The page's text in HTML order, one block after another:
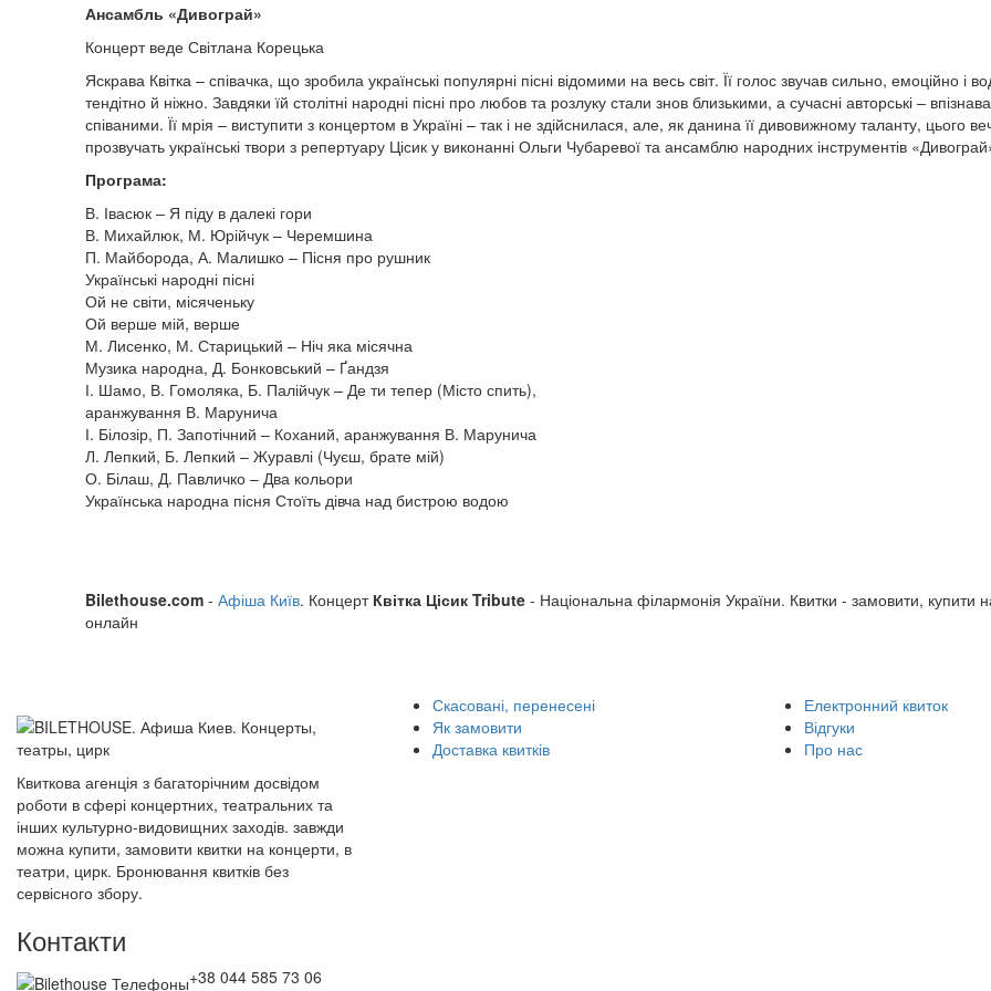
Ансамбль «Дивограй»
Концерт веде Світлана Корецька
Яскрава Квітка – співачка, що зробила українські популярні пісні відомими на весь світ. Її голос звучав сильно, емоційно і
тендітно й ніжно. Завдяки їй столітні народні пісні про любов та розлуку стали знов близькими, а сучасні авторські –
співаними. Її мрія – виступити з концертом в Україні – так і не здійснилася, але, як данина її дивовижному таланту, цього
прозвучать українські твори з репертуару Цісик у виконанні Ольги Чубаревої та ансамблю народних інструментів
Програма:
В. Івасюк – Я піду в далекі гори
В. Михайлюк, М. Юрійчук – Черемшина
П. Майборода, А. Малишко – Пісня про рушник
Українські народні пісні
Ой не світи, місяченьку
Ой верше мій, верше
М. Лисенко, М. Старицький – Ніч яка місячна
Музика народна, Д. Бонковський – Ґандзя
І. Шамо, В. Гомоляка, Б. Палійчук – Де ти тепер (Місто спить),
аранжування В. Марунича
І. Білозір, П. Запотічний – Коханий, аранжування В. Марунича
Л. Лепкий, Б. Лепкий – Журавлі (Чуєш, брате мій)
О. Білаш, Д. Павличко – Два кольори
Українська народна пісня Стоїть дівча над бистрою водою
Bilethouse.com - Афіша Київ. Концерт Квітка Цісик Tribute - Національна філармонія України. Квитки - замовити, купити
онлайн
Квиткова агенція з багаторічним досвідом
роботи в сфері концертних, театральних та
інших культурно-видовищних заходів. завжди
можна купити, замовити квитки на концерти, в
театри, цирк. Бронювання квитків без
сервісного збору.
Контакти
+38 044 585 73 06
Скасовані, перенесені
Як замовити
Доставка квитків
Електронний квиток
Відгуки
Про нас